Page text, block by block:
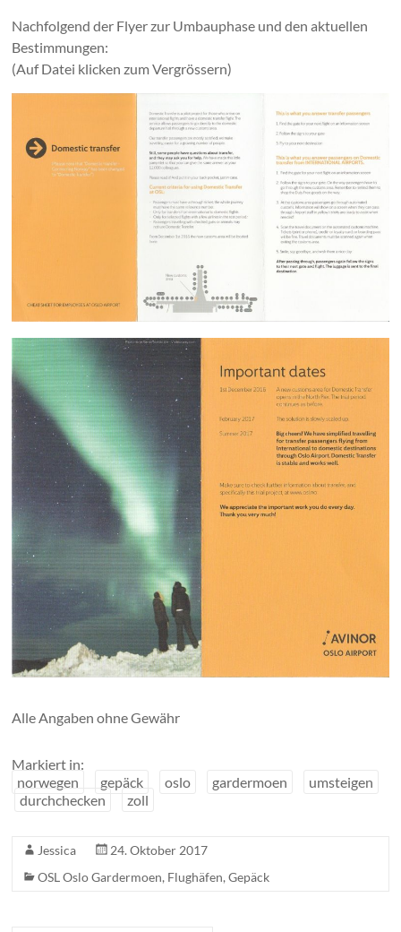
Nachfolgend der Flyer zur Umbauphase und den aktuellen
Bestimmungen:
(Auf Datei klicken zum Vergrössern)
Alle Angaben ohne Gewähr
Markiert in:
norwegen
gepäck oslo gardermoen
umsteigen
durchchecken
zoll
Jessica
24. Oktober 2017
OSL Oslo Gardermoen, Flughäfen,Gepäck